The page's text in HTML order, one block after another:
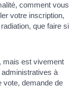
comment vous
votre inscription,
que faire si
mais est vivement
à
vote, demande de